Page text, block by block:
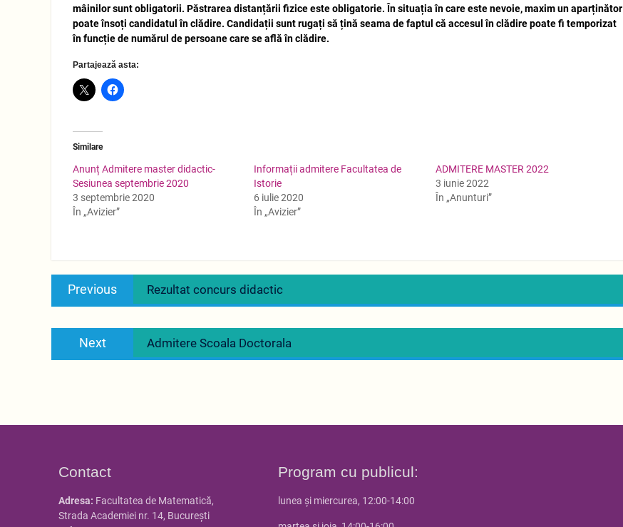
mâinilor sunt obligatorii. Păstrarea distanțării fizice este obligatorie. În situația în care este nevoie, maxim un aparținător
poate însoți candidatul în clădire. Candidații sunt rugați să țină seama de faptul că accesul în clădire poate fi temporizat
în funcție de numărul de persoane care se află în clădire.
Partajează asta:
Similare
Anunț Admitere master didactic-
Sesiunea septembrie 2020
3 septembrie 2020
În „Avizier”
Informații admitere Facultatea de
Istorie
6 iulie 2020
În „Avizier”
ADMITERE MASTER 2022
3 iunie 2022
În „Anunturi”
Navigare
Previous
Previous
post:
Rezultat concurs didactic
Next
Next
post:
Admitere Scoala Doctorala
Contact
Adresa: Facultatea de Matematică,
Strada Academiei nr. 14, Bucureşti
Program cu publicul:
lunea și miercurea, 12:00-14:00